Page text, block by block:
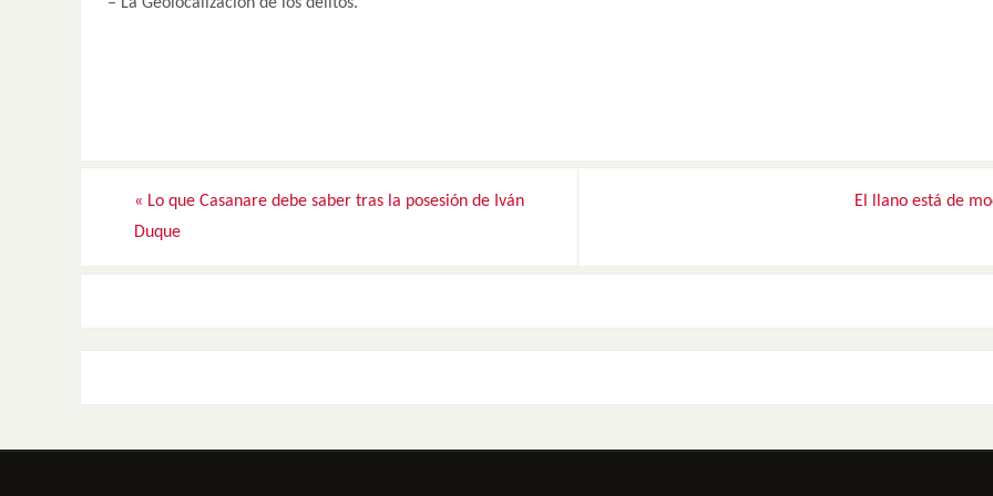
– La Geolocalización de los delitos.
« Lo que Casanare debe saber tras la posesión de Iván
Duque
El llano está de